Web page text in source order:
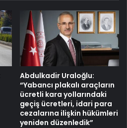
Abdulkadir Uraloğlu:
“Yabancı plakalı araçların
ücretli kara yollarındaki
geçiş ücretleri, idari para
cezalarına ilişkin hükümleri
yeniden düzenledik”